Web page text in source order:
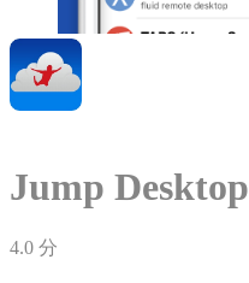
Jump Desktop
4.0 分